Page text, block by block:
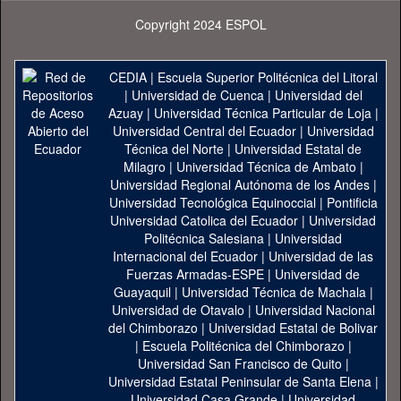
Copyright 2024 ESPOL
CEDIA| Escuela Superior Politécnica del Litoral
| Universidad de Cuenca| Universidad del
Azuay| Universidad Técnica Particular de Loja|
Universidad Central del Ecuador| Universidad
Técnica del Norte | Universidad Estatal de
Milagro | Universidad Técnica de Ambato |
Universidad Regional Autónoma de los Andes|
Universidad Tecnológica Equinoccial| Pontificia
Universidad Catolica del Ecuador | Universidad
Politécnica Salesiana | Universidad
Internacional del Ecuador | Universidad de las
Fuerzas Armadas-ESPE | Universidad de
Guayaquil| Universidad Técnica de Machala|
Universidad de Otavalo | Universidad Nacional
del Chimborazo | Universidad Estatal de Bolivar
| Escuela Politécnica del Chimborazo |
Universidad San Francisco de Quito |
Universidad Estatal Peninsular de Santa Elena|